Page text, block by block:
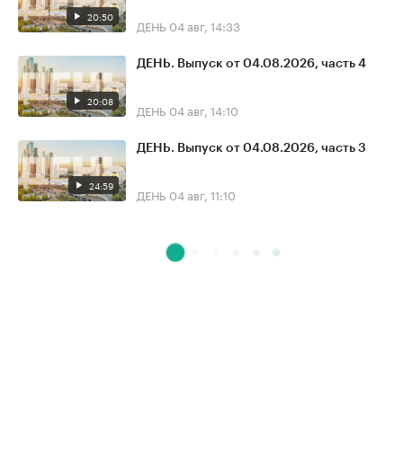
20:50 ДЕНЬ 04 авг, 14:33
20:08
ДЕНЬ. Выпуск от 04.08.2026, часть 4
ДЕНЬ 04 авг, 14:10
24:59
ДЕНЬ. Выпуск от 04.08.2026, часть 3
ДЕНЬ 04 авг, 11:10